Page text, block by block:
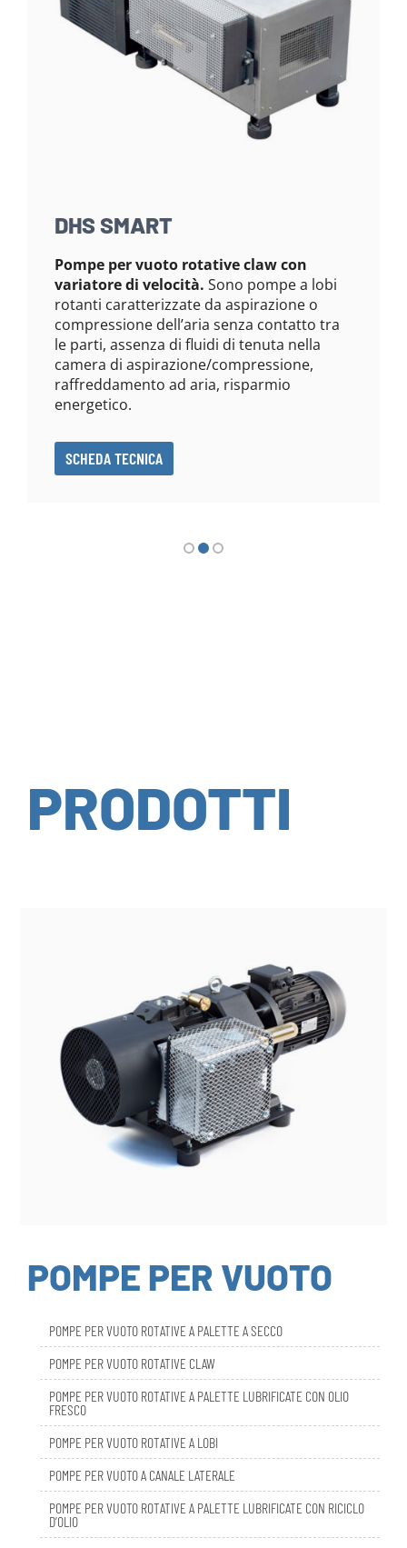
DHS SMART
Pompe per vuoto rotative claw con
variatore di velocità. Sono pompe a lobi
rotanti caratterizzate da aspirazione o
compressione dell’aria senza contatto tra
le parti, assenza di fluidi di tenuta nella
camera di aspirazione/compressione,
raffreddamento ad aria, risparmio
energetico.
SCHEDA TECNICA
PRODOTTI
POMPE PER VUOTO
POMPE PER VUOTO ROTATIVE CLAW
POMPE PER VUOTO ROTATIVE A PALETTE LUBRIFICATE CON OLIO
FRESCO
POMPE PER VUOTO ROTATIVE A LOBI
POMPE PER VUOTO A CANALE LATERALE
POMPE PER VUOTO ROTATIVE A PALETTE LUBRIFICATE CON RICICLO
D’OLIO
DBL SMART